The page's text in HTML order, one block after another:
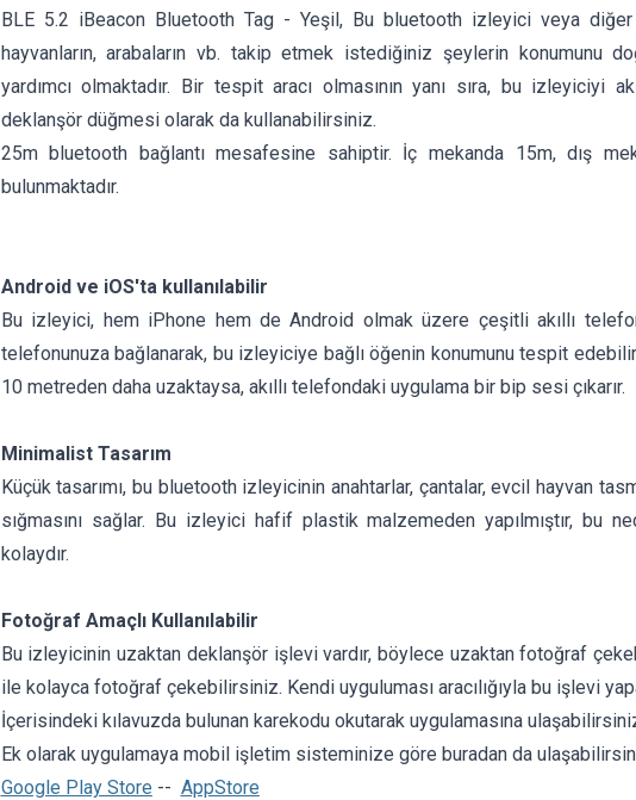
BLE 5.2 iBeacon Bluetooth Tag - Yeşil, Bu bluetooth izleyici veya diğer
hayvanların, arabaların vb. takip etmek istediğiniz şeylerin konumunu
yardımcı olmaktadır. Bir tespit aracı olmasının yanı sıra, bu izleyiciyi
deklanşör düğmesi olarak da kullanabilirsiniz.
25m bluetooth bağlantı mesafesine sahiptir. İç mekanda 15m, dış
bulunmaktadır.
Android ve iOS'ta kullanılabilir
Bu izleyici, hem iPhone hem de Android olmak üzere çeşitli akıllı
telefonunuza bağlanarak, bu izleyiciye bağlı öğenin konumunu tespit
10 metreden daha uzaktaysa, akıllı telefondaki uygulama bir bip sesi çıkarır.
Minimalist Tasarım
Küçük tasarımı, bu bluetooth izleyicinin anahtarlar, çantalar, evcil hayvan
sığmasını sağlar. Bu izleyici hafif plastik malzemeden yapılmıştır, bu
kolaydır.
Fotoğraf Amaçlı Kullanılabilir
Bu izleyicinin uzaktan deklanşör işlevi vardır, böylece uzaktan fotoğraf
ile kolayca fotoğraf çekebilirsiniz. Kendi uyguluması aracılığıyla bu işlevi
İçerisindeki kılavuzda bulunan karekodu okutarak uygulamasına
Ek olarak uygulamaya mobil işletim sisteminize göre buradan da
Google Play Store -- AppStore